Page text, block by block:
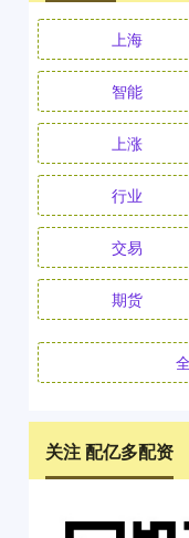
上海
智能
上涨
行业
交易
期货
关注 配亿多配资